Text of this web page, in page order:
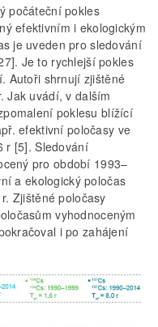
počáteční pokles
efektivním i ekologickým
je uveden pro sledování
Je to rychlejší pokles
Autoři shrnují zjištěné
Jak uvádí, v dalším
poklesu blížící
efektivní poločasy ve
r [5]. Sledování
pro období 1993–
a ekologický poločas
Zjištěné poločasy
vyhodnoceným
i po zahájení